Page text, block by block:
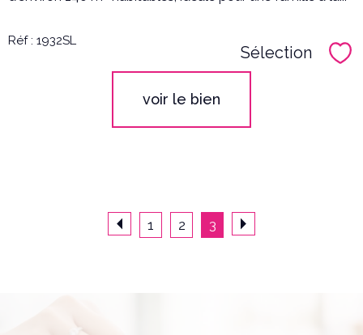
Réf : 1932SL
Sélection
voir le bien
1 2 3